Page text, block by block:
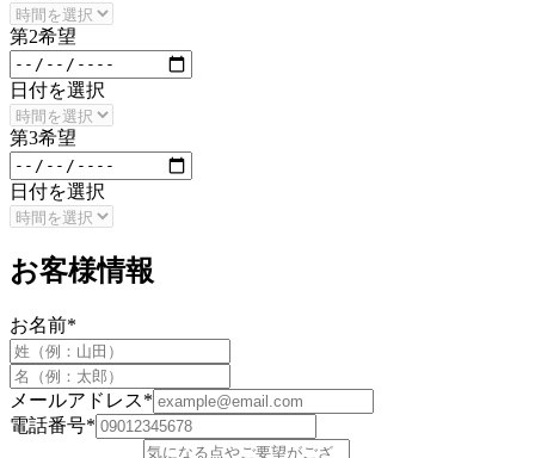
第2希望
日付を選択
第3希望
日付を選択
お客様情報
お名前*
メールアドレス*
電話番号*